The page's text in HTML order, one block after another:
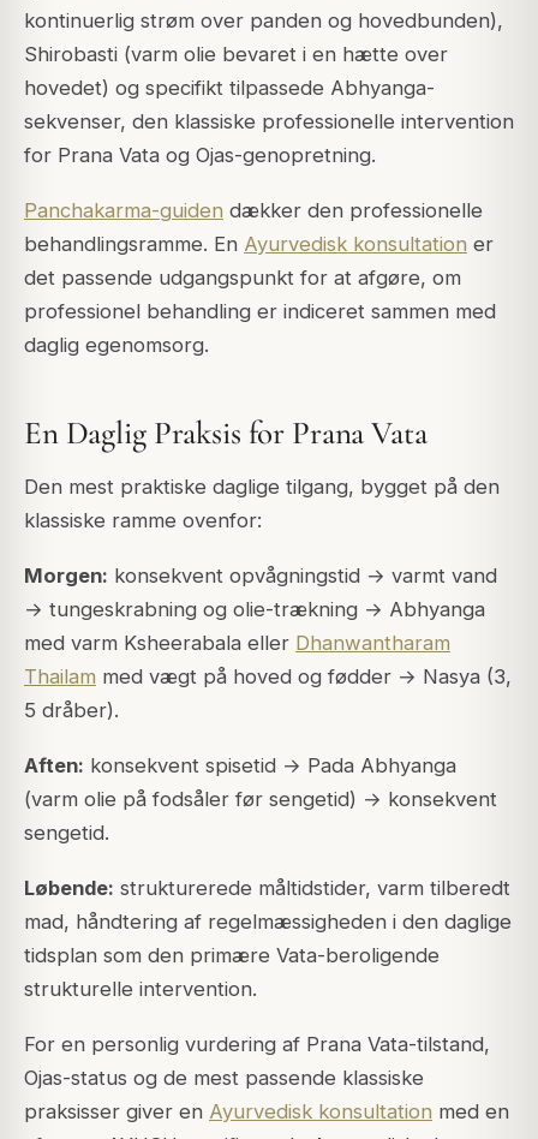
kontinuerlig strøm over panden og hovedbunden),
Shirobasti (varm olie bevaret i en hætte over
hovedet) og specifikt tilpassede Abhyanga-
sekvenser, den klassiske professionelle intervention
for Prana Vata og Ojas-genopretning.
Panchakarma-guiden dækker den professionelle
behandlingsramme. En Ayurvedisk konsultation er
det passende udgangspunkt for at afgøre, om
professionel behandling er indiceret sammen med
daglig egenomsorg.
En Daglig Praksis for Prana Vata
Den mest praktiske daglige tilgang, bygget på den
klassiske ramme ovenfor:
Morgen: konsekvent opvågningstid → varmt vand
→ tungeskrabning og olie-trækning → Abhyanga
med varm Ksheerabala eller Dhanwantharam
Thailam med vægt på hoved og fødder → Nasya (3,
5 dråber).
Aften: konsekvent spisetid → Pada Abhyanga
(varm olie på fodsåler før sengetid) → konsekvent
sengetid.
Løbende: strukturerede måltidstider, varm tilberedt
mad, håndtering af regelmæssigheden i den daglige
tidsplan som den primære Vata-beroligende
strukturelle intervention.
For en personlig vurdering af Prana Vata-tilstand,
Ojas-status og de mest passende klassiske
praksisser giver en Ayurvedisk konsultation med en